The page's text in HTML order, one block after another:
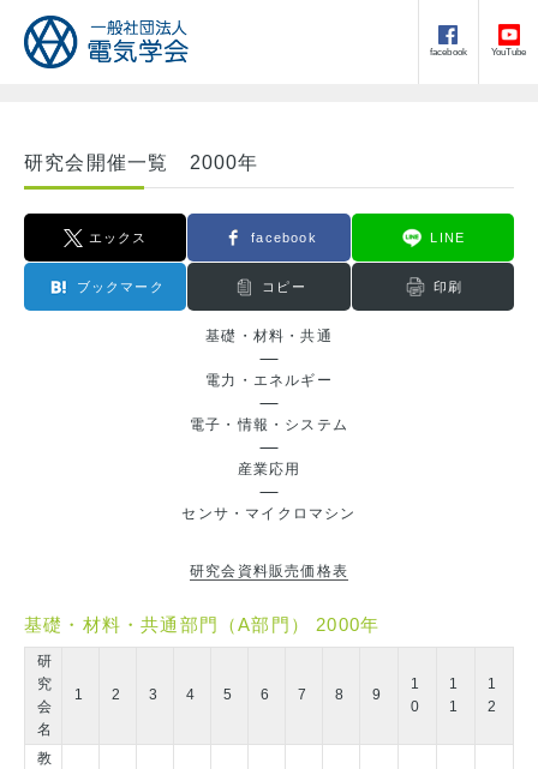
facebook YouTube
研究会開催一覧 2000年
エックス facebook LINE
ブックマーク コピー 印刷
基礎・材料・共通
電力・エネルギー
電子・情報・システム
産業応用
センサ・マイクロマシン
研究会資料販売価格表
基礎・材料・共通部門（A部門） 2000年
研
究
会
名
1 2 3 4 5 6 7 8 9
1
0
1
1
1
2
教